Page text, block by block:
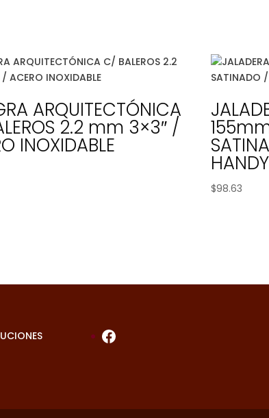
ARQUITECTÓNICA
2.2 mm 3×3″ /
INOXIDABLE
$98.63
Facebook